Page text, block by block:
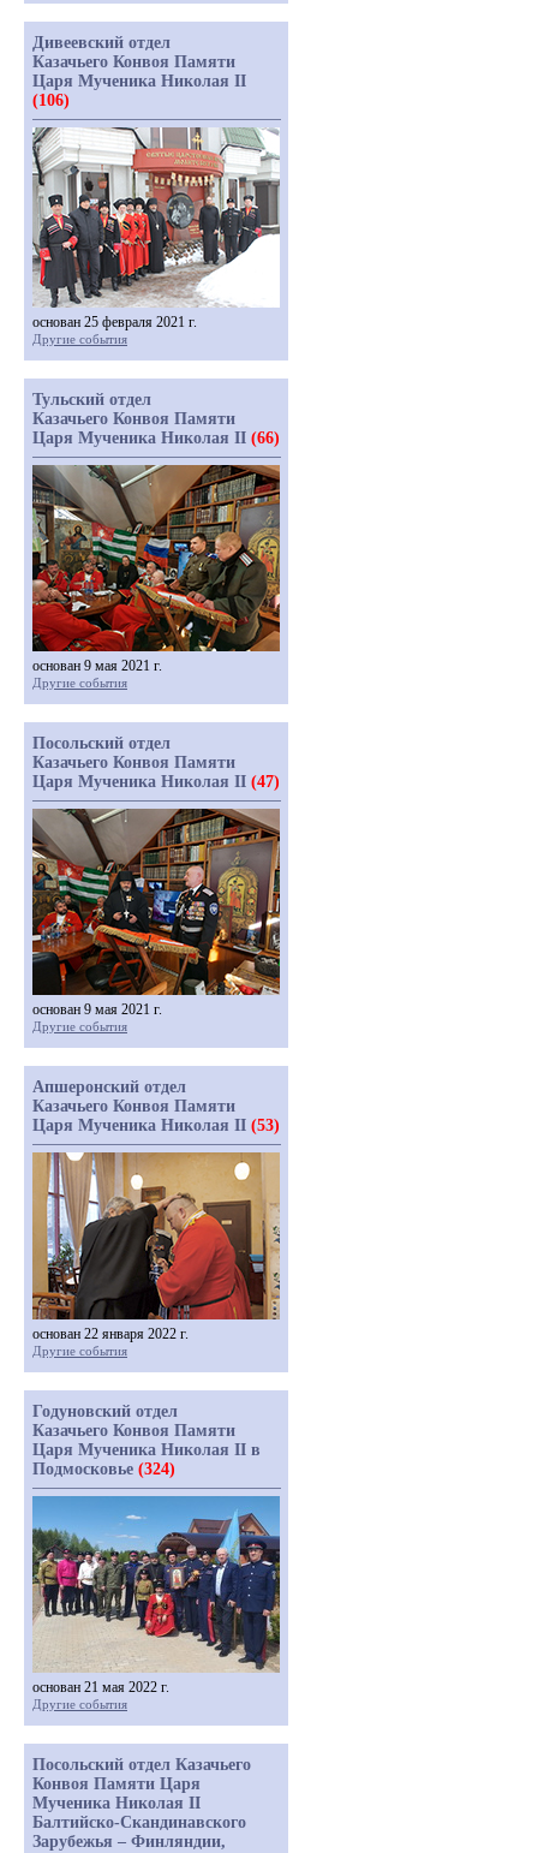
Дивеевский отдел
Казачьего Конвоя Памяти
Царя Мученика Николая II
(106)
основан 25 февраля 2021 г.
Другие события
Тульский отдел
Казачьего Конвоя Памяти
Царя Мученика Николая II (66)
основан 9 мая 2021 г.
Другие события
Посольский отдел
Казачьего Конвоя Памяти
Царя Мученика Николая II (47)
основан 9 мая 2021 г.
Другие события
Апшеронский отдел
Казачьего Конвоя Памяти
Царя Мученика Николая II (53)
основан 22 января 2022 г.
Другие события
Годуновский отдел
Казачьего Конвоя Памяти
Царя Мученика Николая II в
Подмосковье (324)
основан 21 мая 2022 г.
Другие события
Посольский отдел Казачьего
Конвоя Памяти Царя
Мученика Николая II
Балтийско-Скандинавского
Зарубежья – Финляндии,